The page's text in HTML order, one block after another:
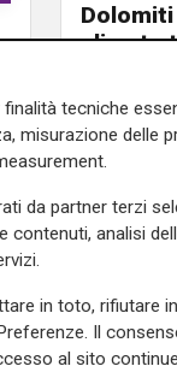
climate
Primo
la
tecniche
misurazione delle
da partner terzi
contenuti, analisi
in toto, rifiutare
Il
al sito